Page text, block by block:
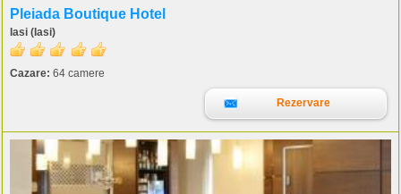
Pleiada Boutique Hotel
Iasi (Iasi)
Cazare: 64 camere
Rezervare